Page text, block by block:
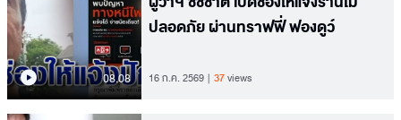
08.08
ปลอดภัย ผ่านทราฟฟี่ ฟองดูว์
16 ก.ค. 2569 37views